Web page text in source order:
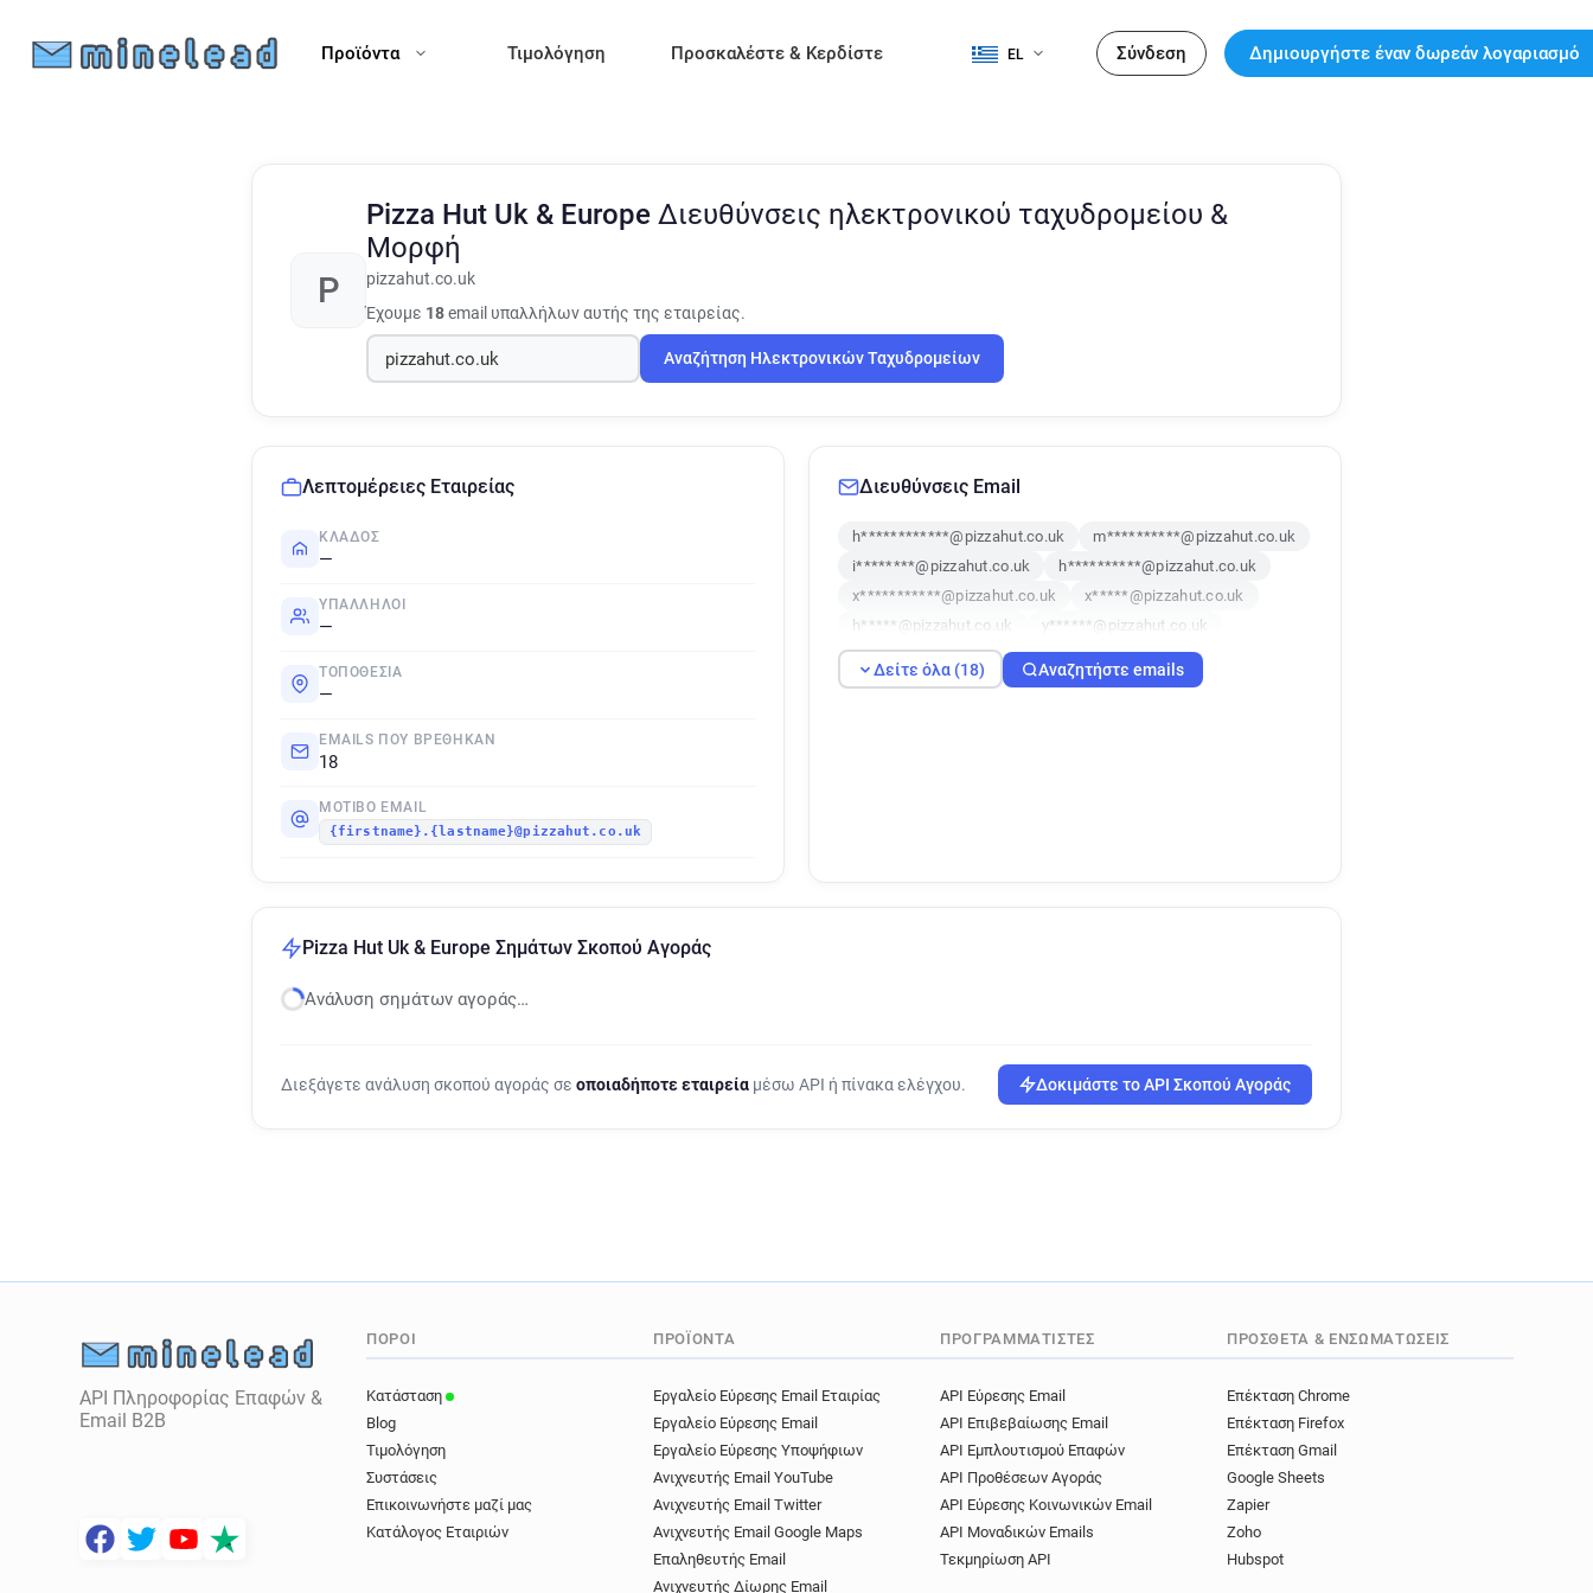
Προϊόντα Τιμολόγηση Προσκαλέστε & Κερδίστε EL Σύνδεση Δημιουργήστε έναν δωρεάν λογαριασμό
P
Pizza Hut Uk & Europe Διευθύνσεις ηλεκτρονικού ταχυδρομείου &
Μορφή
pizzahut.co.uk
Έχουμε 18email υπαλλήλων αυτής της εταιρείας.
Αναζήτηση Ηλεκτρονικών Ταχυδρομείων
Λεπτομέρειες Εταιρείας
ΚΛΆΔΟΣ
—
ΥΠΆΛΛΗΛΟΙ
—
ΤΟΠΟΘΕΣΊΑ
—
EMAILS ΠΟΥ ΒΡΈΘΗΚΑΝ
18
ΜΟΤΊΒΟ EMAIL
{firstname}.{lastname}@pizzahut.co.uk
Διευθύνσεις Email
h************@pizzahut.co.uk
m**********@pizzahut.co.uk
i********@pizzahut.co.uk
h**********@pizzahut.co.uk
x***********@pizzahut.co.uk
x*****@pizzahut.co.uk
h*****@pizzahut.co.uk
y******@pizzahut.co.uk
s*******@pizzahut.co.uk
i*****@pizzahut.co.uk
e*********@pizzahut.co.uk
w************@pizzahut.co.uk
Δείτε όλα (18) Αναζητήστε emails
Pizza Hut Uk & Europe Σημάτων Σκοπού Αγοράς
Ανάλυση σημάτων αγοράς…
Διεξάγετε ανάλυση σκοπού αγοράς σε οποιαδήποτε εταιρεία μέσω API ή πίνακα ελέγχου. Δοκιμάστε το API Σκοπού Αγοράς
API Πληροφορίας Επαφών &
Email B2B
ΠΌΡΟΙ
Κατάσταση
Blog
Τιμολόγηση
Συστάσεις
Επικοινωνήστε μαζί μας
Κατάλογος Εταιριών
ΠΡΟΪΌΝΤΑ
Εργαλείο Εύρεσης Email Εταιρίας
Εργαλείο Εύρεσης Email
Εργαλείο Εύρεσης Υποψήφιων
Ανιχνευτής Email YouTube
Ανιχνευτής Email Twitter
Ανιχνευτής Email Google Maps
Επαληθευτής Email
Ανιχνευτής Δίωρης Email
ΠΡΟΓΡΑΜΜΑΤΙΣΤΈΣ
API Εύρεσης Email
API Επιβεβαίωσης Email
API Εμπλουτισμού Επαφών
API Προθέσεων Αγοράς
API Εύρεσης Κοινωνικών Email
API Μοναδικών Emails
Τεκμηρίωση API
ΠΡΌΣΘΕΤΑ & ΕΝΣΩΜΑΤΏΣΕΙΣ
Επέκταση Chrome
Επέκταση Firefox
Επέκταση Gmail
Google Sheets
Zapier
Zoho
Hubspot